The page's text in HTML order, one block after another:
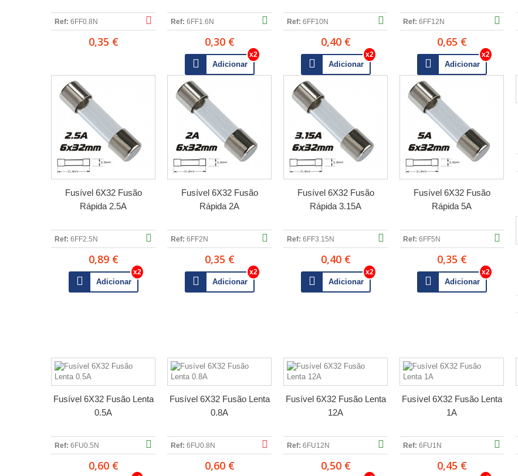
Ref: 6FF0.8N
0,35 €
Ref: 6FF1.6N
0,30 €
Adicionar
Ref: 6FF10N
0,40 €
Adicionar
Ref: 6FF12N
0,65 €
Adicionar
Fusível 6X32 Fusão
Rápida 2.5A
Ref: 6FF2.5N
0,89 €
Adicionar
Fusível 6X32 Fusão
Rápida 2A
Ref: 6FF2N
0,35 €
Adicionar
Fusível 6X32 Fusão
Rápida 3.15A
Ref: 6FF3.15N
0,40 €
Adicionar
Fusível 6X32 Fusão
Rápida 5A
Ref: 6FF5N
0,35 €
Adicionar
Fusível 6X32 Fusão Lenta
0.5A
Ref: 6FU0.5N
0,60 €
Fusível 6X32 Fusão Lenta
0.8A
Ref: 6FU0.8N
0,60 €
Fusível 6X32 Fusão Lenta
12A
Ref: 6FU12N
0,50 €
Fusível 6X32 Fusão Lenta
1A
Ref: 6FU1N
0,45 €